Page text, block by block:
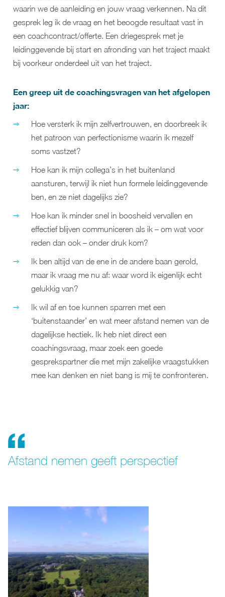
waarin we de aanleiding en jouw vraag verkennen. Na dit
gesprek leg ik de vraag en het beoogde resultaat vast in
een coachcontract/offerte. Een driegesprek met je
leidinggevende bij start en afronding van het traject maakt
bij voorkeur onderdeel uit van het traject.
Een greep uit de coachingsvragen van het afgelopen
jaar:
Hoe versterk ik mijn zelfvertrouwen, en doorbreek ik
het patroon van perfectionisme waarin ik mezelf
soms vastzet?
Hoe kan ik mijn collega’s in het buitenland
aansturen, terwijl ik niet hun formele leidinggevende
ben, en ze niet dagelijks zie?
Hoe kan ik minder snel in boosheid vervallen en
effectief blijven communiceren als ik – om wat voor
reden dan ook – onder druk kom?
Ik ben altijd van de ene in de andere baan gerold,
maar ik vraag me nu af: waar word ik eigenlijk echt
gelukkig van?
Ik wil af en toe kunnen sparren met een
‘buitenstaander’ en wat meer afstand nemen van de
dagelijkse hectiek. Ik heb niet direct een
coachingsvraag, maar zoek een goede
gesprekspartner die met mijn zakelijke vraagstukken
mee kan denken en niet bang is mij te confronteren.
Afstand nemen geeft perspectief